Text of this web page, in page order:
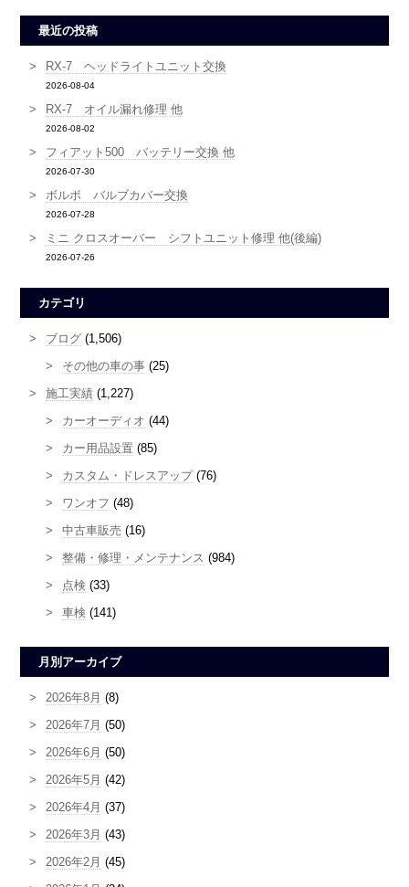
最近の投稿
RX-7 ヘッドライトユニット交換
2026-08-04
RX-7 オイル漏れ修理 他
2026-08-02
フィアット500 バッテリー交換 他
2026-07-30
ボルボ バルブカバー交換
2026-07-28
ミニ クロスオーバー シフトユニット修理 他(後編)
2026-07-26
カテゴリ
ブログ (1,506)
その他の車の事 (25)
施工実績 (1,227)
カーオーディオ (44)
カー用品設置 (85)
カスタム・ドレスアップ(76)
ワンオフ (48)
中古車販売 (16)
整備・修理・メンテナンス (984)
点検 (33)
車検 (141)
月別アーカイブ
2026年8月 (8)
2026年7月 (50)
2026年6月 (50)
2026年5月 (42)
2026年4月 (37)
2026年3月 (43)
2026年2月 (45)